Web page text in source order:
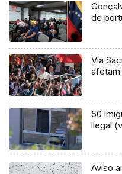
de
Via
afetam
50
ilegal
Aviso